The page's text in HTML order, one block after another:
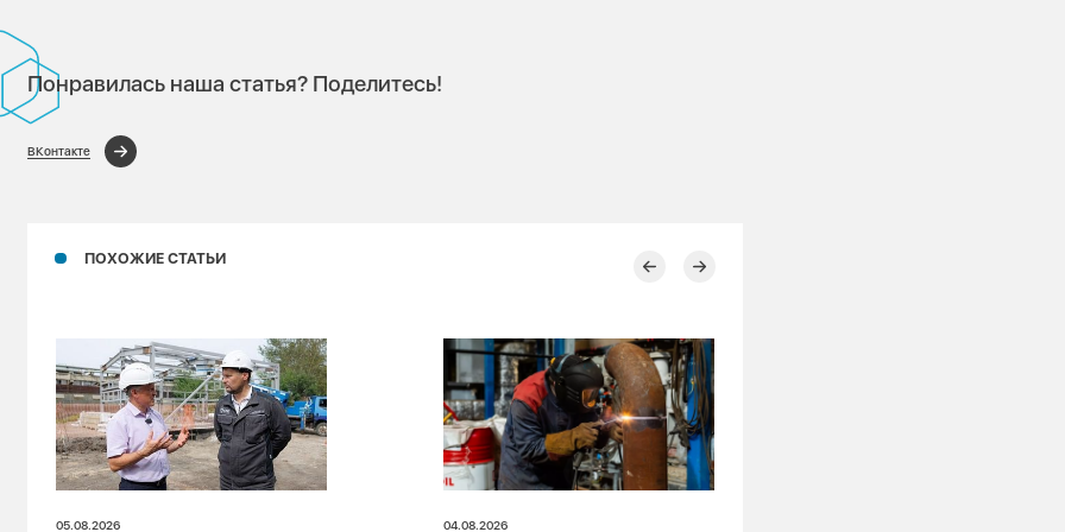
Понравилась наша статья? Поделитесь!
ВКонтакте
ПОХОЖИЕ СТАТЬИ
05.08.2026 04.08.2026